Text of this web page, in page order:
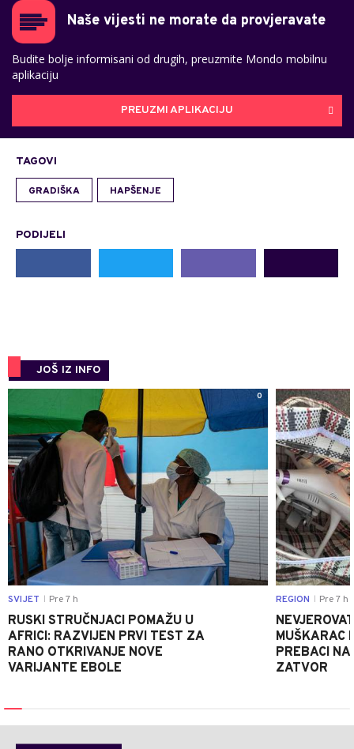
Naše vijesti ne morate da provjeravate
Budite bolje informisani od drugih, preuzmite Mondo mobilnu
aplikaciju
PREUZMI APLIKACIJU
TAGOVI
GRADIŠKA HAPŠENJE
PODIJELI
JOŠ IZ INFO
0
SVIJET Pre 7 h
RUSKI STRUČNJACI POMAŽU U
AFRICI: RAZVIJEN PRVI TEST ZA
RANO OTKRIVANJE NOVE
VARIJANTE EBOLE
REGION Pre 7 h
MUŠKARAC
PREBACI
ZATVOR